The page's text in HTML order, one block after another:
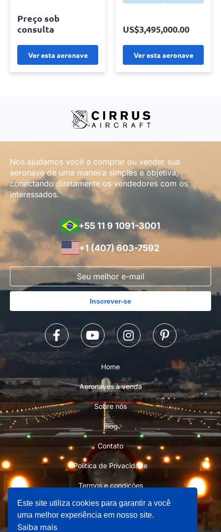
Ver esta aeronave
US$3,495,000.00
Ver esta aeronave
consulta
Nós ajudamos você a comprar ou vender sua
aeronave de uma maneira simples e objetiva,
conectando diretamente os vendedores com os
interessados.
+55 11 9 1091-3001
+1 (407) 603-7592
Inscrever-se
Home
Aeronaves à venda
Sobre nós
Blog
Contato
Política de Privacidade
Termos e condições
Este site utiliza cookies para garantir a você
uma melhor experiência em nosso site.
Saiba mais